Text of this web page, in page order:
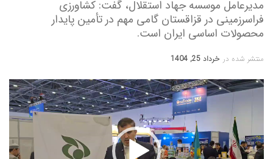
مدیرعامل موسسه جهاد استقلال، گفت: کشاورزی
فراسرزمینی در قزاقستان گامی مهم در تأمین پایدار
محصولات اساسی ایران است.
منتشر شده در خرداد 25, 1404
نمایشگر